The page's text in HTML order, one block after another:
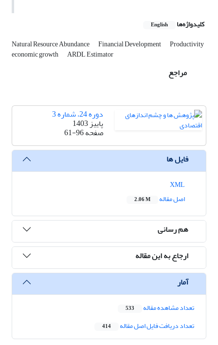
کلیدواژه‌ها English
Natural Resource Abundance Financial Development Productivity
economic growth ARDL Estimator
مراجع
دوره 24، شماره 3
پاییز 1403
صفحه61-96
فایل ها
اصل مقاله
2.06 M
هم رسانی
ارجاع به این مقاله
آمار
تعداد مشاهده مقاله 533
تعداد دریافت فایل اصل مقاله 414